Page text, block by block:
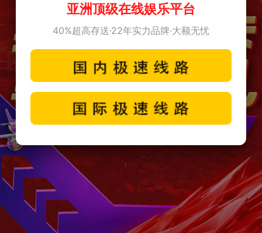
亚洲顶级在线娱乐平台
40%超高存送·22年实力品牌·大额无忧